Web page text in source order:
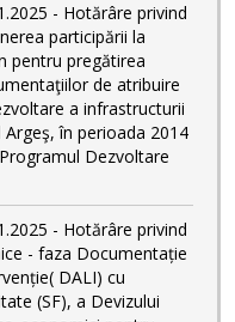
- Hotărâre privind
participării la
pentru pregătirea
de atribuire
a infrastructurii
în perioada 2014
Dezvoltare
- Hotărâre privind
- faza Documentație
DALI) cu
(SF), a Devizului